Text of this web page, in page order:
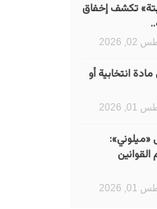
تكشف إخفاق
2026
انتخابية أو
2026
«ميلوني»:
2026